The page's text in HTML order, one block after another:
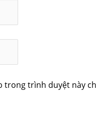
trong trình duyệt này